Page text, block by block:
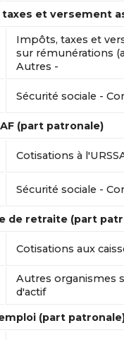
et versement
Impôts, taxes et
sur rémunérations
Autres -
Sécurité sociale -
(part patronale)
Cotisations à
Sécurité sociale -
de retraite (part
Cotisations aux
Autres organismes
d'actif
(part